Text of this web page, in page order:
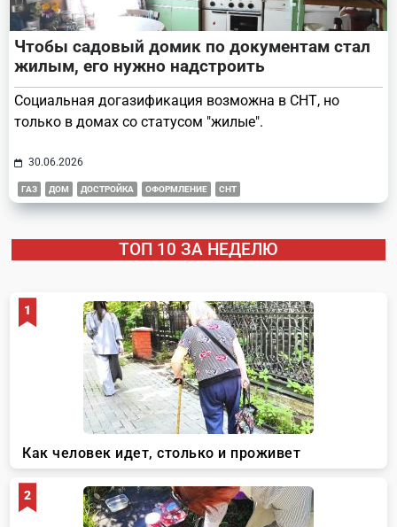
Чтобы садовый домик по документам стал
жилым, его нужно надстроить
Социальная догазификация возможна в СНТ, но
только в домах со статусом "жилые".
30.06.2026
ГАЗ ДОМ ДОСТРОЙКА ОФОРМЛЕНИЕ СНТ
ТОП 10 ЗА НЕДЕЛЮ